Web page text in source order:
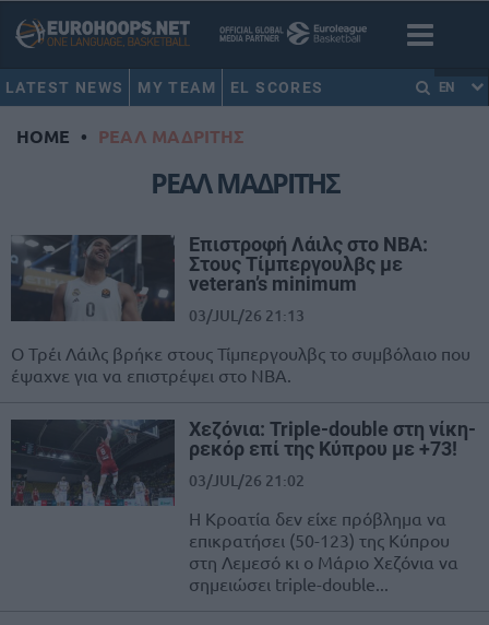
LATEST NEWS MY TEAM EL SCORES EN
HOME • ΡΕΑΛ ΜΑΔΡΙΤΗΣ
ΡΕΑΛ ΜΑΔΡΙΤΗΣ
Επιστροφή Λάιλς στο NBA:
Στους Τίμπεργουλβς με
veteran’s minimum
03/JUL/26 21:13
Ο Τρέι Λάιλς βρήκε στους Τίμπεργουλβς το συμβόλαιο που
έψαχνε για να επιστρέψει στο NBA.
Χεζόνια: Triple-double στη νίκη-
ρεκόρ επί της Κύπρου με +73!
03/JUL/26 21:02
Η Κροατία δεν είχε πρόβλημα να
επικρατήσει (50-123) της Κύπρου
στη Λεμεσό κι ο Μάριο Χεζόνια να
σημειώσει triple-double...